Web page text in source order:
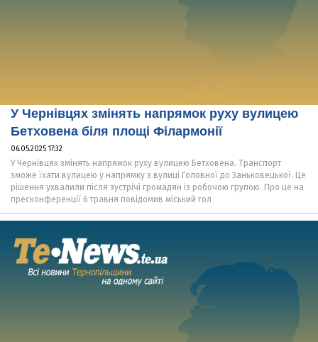
У Чернівцях змінять напрямок руху вулицею
Бетховена біля площі Філармонії
06.05.2025 17:32
У Чернівцях змінять напрямок руху вулицею Бетховена. Транспорт
зможе їхати вулицею у напрямку з вулиці Головної до Заньковецької. Це
рішення ухвалили після зустрічі громадян із робочою групою. Про це на
пресконференції 6 травня повідомив міський гол